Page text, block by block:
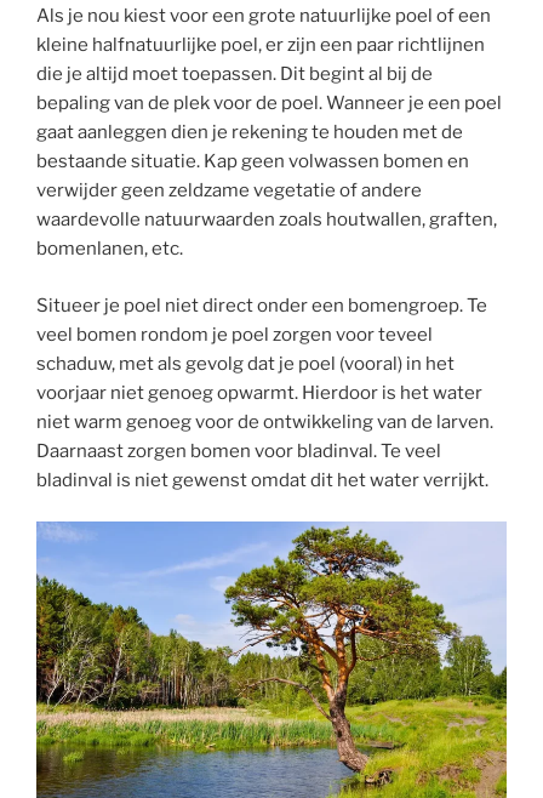
Als je nou kiest voor een grote natuurlijke poel of een
kleine halfnatuurlijke poel, er zijn een paar richtlijnen
die je altijd moet toepassen. Dit begint al bij de
bepaling van de plek voor de poel. Wanneer je een poel
gaat aanleggen dien je rekening te houden met de
bestaande situatie. Kap geen volwassen bomen en
verwijder geen zeldzame vegetatie of andere
waardevolle natuurwaarden zoals houtwallen, graften,
bomenlanen, etc.
Situeer je poel niet direct onder een bomengroep. Te
veel bomen rondom je poel zorgen voor teveel
schaduw, met als gevolg dat je poel (vooral) in het
voorjaar niet genoeg opwarmt. Hierdoor is het water
niet warm genoeg voor de ontwikkeling van de larven.
Daarnaast zorgen bomen voor bladinval. Te veel
bladinval is niet gewenst omdat dit het water verrijkt.